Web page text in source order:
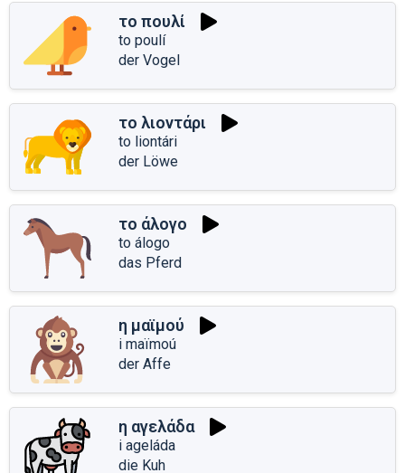
το πουλί
to poulí
der Vogel
το λιοντάρι
to liontári
der Löwe
το άλογο
to álogo
das Pferd
η μαϊμού
i maïmoú
der Affe
η αγελάδα
i ageláda
die Kuh